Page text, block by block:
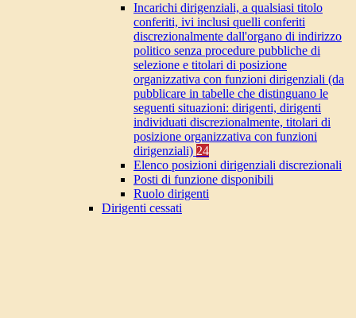
Incarichi dirigenziali, a qualsiasi titolo
conferiti, ivi inclusi quelli conferiti
discrezionalmente dall'organo di indirizzo
politico senza procedure pubbliche di
selezione e titolari di posizione
organizzativa con funzioni dirigenziali (da
pubblicare in tabelle che distinguano le
seguenti situazioni: dirigenti, dirigenti
individuati discrezionalmente, titolari di
posizione organizzativa con funzioni
dirigenziali) 24
Elenco posizioni dirigenziali discrezionali
Posti di funzione disponibili
Ruolo dirigenti
Dirigenti cessati